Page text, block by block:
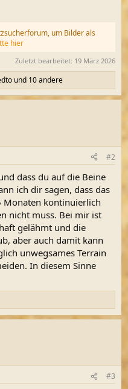
um Bilder als
hier
Zuletzt bearbeitet: 19 März 2026
und 10 andere
#2
dass du auf die Beine
ich dir sagen, dass das
Monaten kontinuierlich
nicht muss. Bei mir ist
gelähmt und die
aber auch damit kann
unwegsames Terrain
In diesem Sinne
#3